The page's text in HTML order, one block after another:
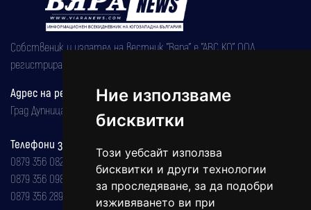
Ние използваме
бисквитки
Този уебсайт използва
бисквитки и други технологии
за проследяване, за да подобри
изживяването ви при
Собственик и издател на вестник "Вяра" е "АВС КО" ООД,
регистрирана на 08.05.2002 година.
Адрес на редакцията
Град Дупница, ул.''Христо Ботев" 43
Телефони за реклама и абонаменти
0879 356 082
0879 356 098
0879 356 289